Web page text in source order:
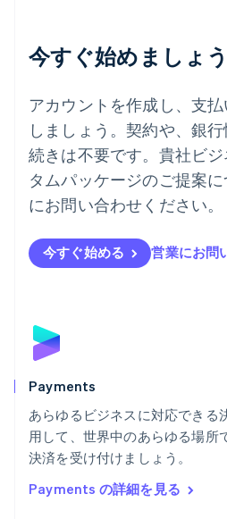
今すぐ始めましょう
アカウントを作成し、支
しましょう。契約や、銀
続きは不要です。貴社ビ
タムパッケージのご提案
にお問い合わせください。
今すぐ始める 営業にお問
Payments
あらゆるビジネスに対応できる
用して、世界中のあらゆる場所
決済を受け付けましょう。
Payments の詳細を見る
English
Deutsch English
ニュージーランド
English
ノルウェー
ハンガリー
English
EnglishSvenska
ブラジル
ブルガリア
English
Nederlands
English
ポルトガル
PortuguêsEnglish
English